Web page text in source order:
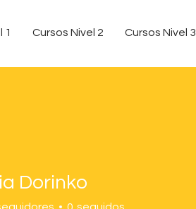
1 Cursos Nivel 2 Cursos Nivel 3
Dorinko